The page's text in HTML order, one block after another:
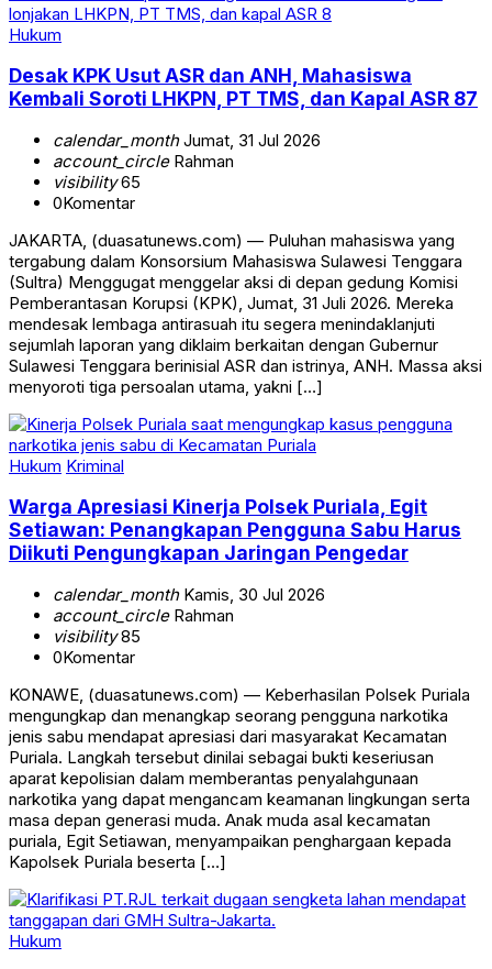
Hukum
Desak KPK Usut ASR dan ANH, Mahasiswa
Kembali Soroti LHKPN, PT TMS, dan Kapal ASR 87
calendar_monthJumat, 31 Jul 2026
account_circleRahman
visibility65
0Komentar
JAKARTA, (duasatunews.com) — Puluhan mahasiswa yang
tergabung dalam Konsorsium Mahasiswa Sulawesi Tenggara
(Sultra) Menggugat menggelar aksi di depan gedung Komisi
Pemberantasan Korupsi (KPK), Jumat, 31 Juli 2026. Mereka
mendesak lembaga antirasuah itu segera menindaklanjuti
sejumlah laporan yang diklaim berkaitan dengan Gubernur
Sulawesi Tenggara berinisial ASR dan istrinya, ANH. Massa aksi
menyoroti tiga persoalan utama, yakni […]
Hukum Kriminal
Warga Apresiasi Kinerja Polsek Puriala, Egit
Setiawan: Penangkapan Pengguna Sabu Harus
Diikuti Pengungkapan Jaringan Pengedar
calendar_monthKamis, 30 Jul 2026
account_circleRahman
visibility85
0Komentar
KONAWE, (duasatunews.com) — Keberhasilan Polsek Puriala
mengungkap dan menangkap seorang pengguna narkotika
jenis sabu mendapat apresiasi dari masyarakat Kecamatan
Puriala. Langkah tersebut dinilai sebagai bukti keseriusan
aparat kepolisian dalam memberantas penyalahgunaan
narkotika yang dapat mengancam keamanan lingkungan serta
masa depan generasi muda. Anak muda asal kecamatan
puriala, Egit Setiawan, menyampaikan penghargaan kepada
Kapolsek Puriala beserta […]
Hukum